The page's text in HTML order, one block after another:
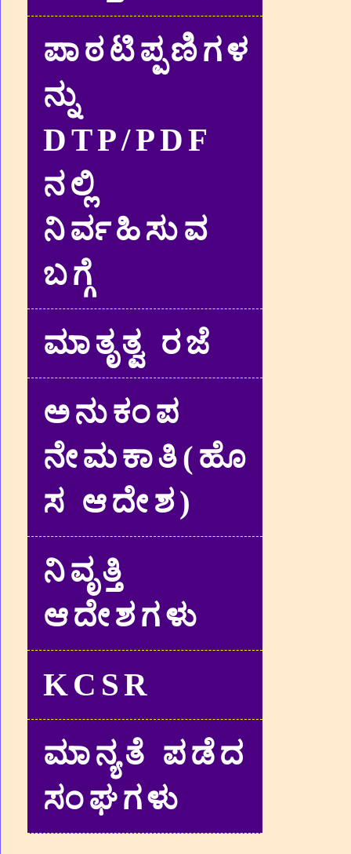
ಪಾಠಟಿಪ್ಪಣಿಗಳ
ನ್ನು
DTP/PDF
ನಲ್ಲಿ
ನಿರ್ವಹಿಸುವ
ಬಗ್ಗೆ
ಮಾತೃತ್ವ ರಜೆ
ಅನುಕಂಪ
ನೇಮಕಾತಿ(ಹೊ
ಸ ಆದೇಶ)
ನಿವೃತ್ತಿ
ಆದೇಶಗಳು
KCSR
ಮಾನ್ಯತೆ ಪಡೆದ
ಸಂಘಗಳು